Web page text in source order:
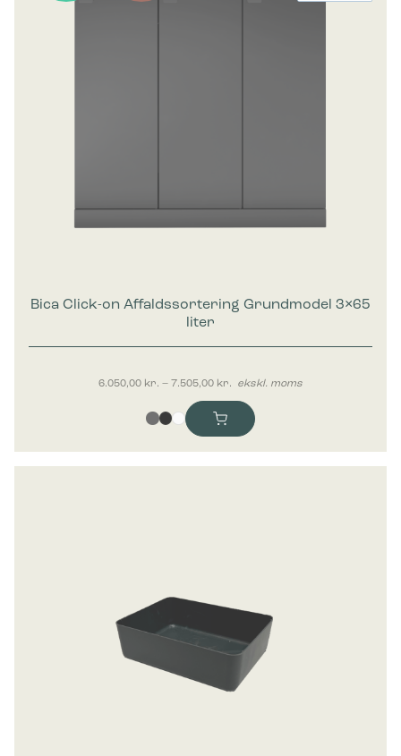
Bica Click-on Affaldssortering Grundmodel 3×65
liter
6.050,00 kr. – 7.505,00 kr.Prisinterval: 6.050,00 kr. til
ekskl. moms